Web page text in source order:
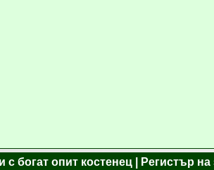
с богат опит костенец | Регистър